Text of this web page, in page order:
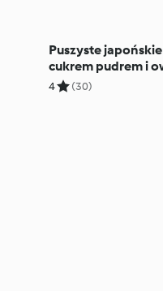
Puszyste
cukrem pudrem i
4 (30)